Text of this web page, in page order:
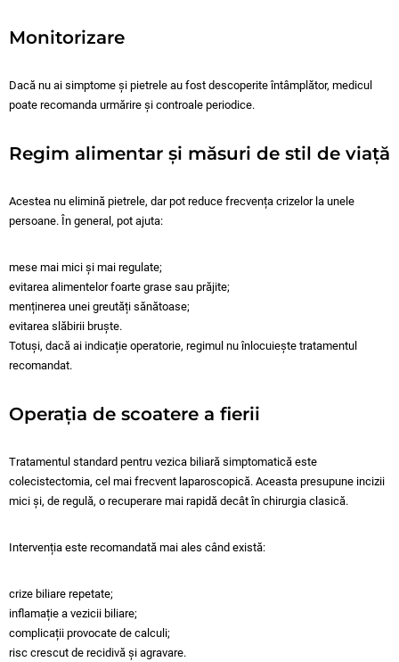
Monitorizare
Dacă nu ai simptome și pietrele au fost descoperite întâmplător, medicul
poate recomanda urmărire și controale periodice.
Regim alimentar și măsuri de stil de viață
Acestea nu elimină pietrele, dar pot reduce frecvența crizelor la unele
persoane. În general, pot ajuta:
mese mai mici și mai regulate;
evitarea alimentelor foarte grase sau prăjite;
menținerea unei greutăți sănătoase;
evitarea slăbirii bruște.
Totuși, dacă ai indicație operatorie, regimul nu înlocuiește tratamentul
recomandat.
Operația de scoatere a fierii
Tratamentul standard pentru vezica biliară simptomatică este
colecistectomia, cel mai frecvent laparoscopică. Aceasta presupune incizii
mici și, de regulă, o recuperare mai rapidă decât în chirurgia clasică.
Intervenția este recomandată mai ales când există:
crize biliare repetate;
inflamație a vezicii biliare;
complicații provocate de calculi;
risc crescut de recidivă și agravare.